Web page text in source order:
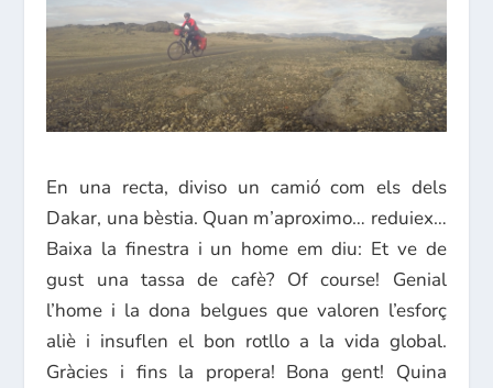
En una recta, diviso un camió com els dels
Dakar, una bèstia. Quan m’aproximo… reduiex…
Baixa la finestra i un home em diu: Et ve de
gust una tassa de cafè? Of course! Genial
l’home i la dona belgues que valoren l’esforç
aliè i insuflen el bon rotllo a la vida global.
Gràcies i fins la propera! Bona gent! Quina